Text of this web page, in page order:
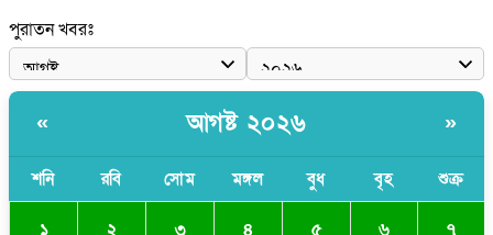
পুলিশকে পিটিয়ে রক্তাক্ত করেছি এ দৃশ্য কি আপনারা দেখেননি: এনসিপি
নেতা
পাঁচ দেশি মাছে মিলল মাইক্রোপ্লাস্টিক, সবচেয়ে বেশি কই মাছে
বাংলাদেশী কর্মীদের আকামা নিয়ে বড় সুখবর দিলো সৌদি সরকার
ভারতের পূর্ব সীমান্তে এখন ‘আরেকটি পাকিস্তান’ গড়ে উঠেছে: সজীব
ওয়াজেদ জয়
পুরাতন খবরঃ
« আগষ্ট ২০২৬ »
শনি রবি সোম মঙ্গল বুধ বৃহ শুক্র
১ ২ ৩ ৪ ৫ ৬ ৭